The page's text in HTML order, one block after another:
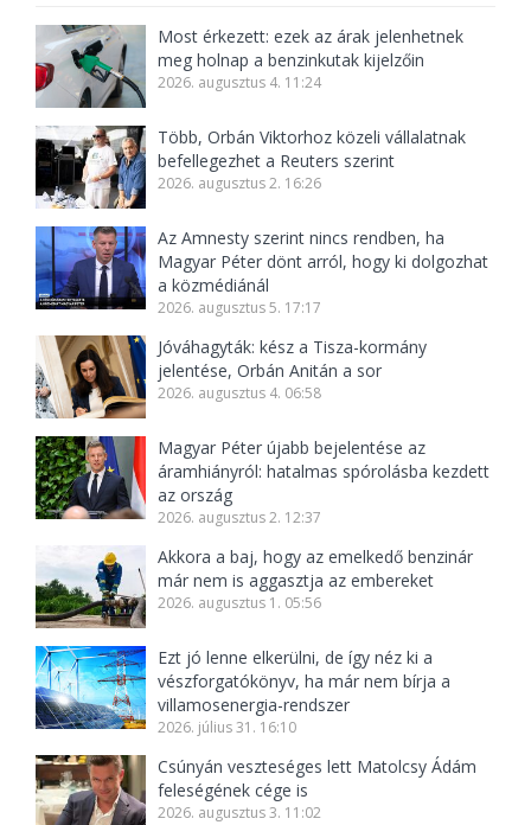
Most érkezett: ezek az árak jelenhetnek
meg holnap a benzinkutak kijelzőin
2026. augusztus 4. 11:24
Több, Orbán Viktorhoz közeli vállalatnak
befellegezhet a Reuters szerint
2026. augusztus 2. 16:26
Az Amnesty szerint nincs rendben, ha
Magyar Péter dönt arról, hogy ki dolgozhat
a közmédiánál
2026. augusztus 5. 17:17
Jóváhagyták: kész a Tisza-kormány
jelentése, Orbán Anitán a sor
2026. augusztus 4. 06:58
Magyar Péter újabb bejelentése az
áramhiányról: hatalmas spórolásba kezdett
az ország
2026. augusztus 2. 12:37
Akkora a baj, hogy az emelkedő benzinár
már nem is aggasztja az embereket
2026. augusztus 1. 05:56
Ezt jó lenne elkerülni, de így néz ki a
vészforgatókönyv, ha már nem bírja a
villamosenergia-rendszer
2026. július 31. 16:10
Csúnyán veszteséges lett Matolcsy Ádám
feleségének cége is
2026. augusztus 3. 11:02